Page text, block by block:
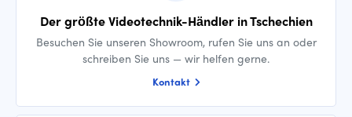
Der größte Videotechnik-Händler in Tschechien
Besuchen Sie unseren Showroom, rufen Sie uns an oder
schreiben Sie uns — wir helfen gerne.
Kontakt